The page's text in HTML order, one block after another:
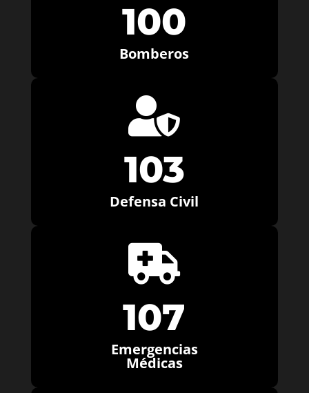
100
Bomberos

103
Defensa Civil

107
Emergencias
Médicas